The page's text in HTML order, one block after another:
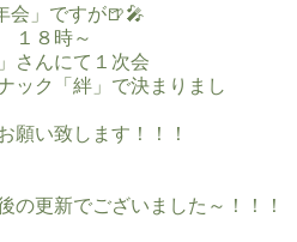
会」ですが🍺🎤
１８時～
さんにて１次会
ック「絆」で決まりまし
願い致します！！！
の更新でございました～！！！